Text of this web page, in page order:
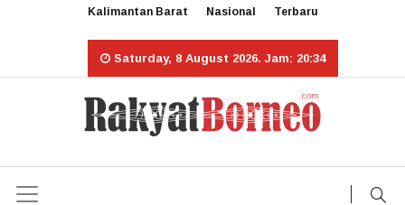
Kalimantan Barat Nasional Terbaru
Saturday, 8 August 2026. Jam: 20:34